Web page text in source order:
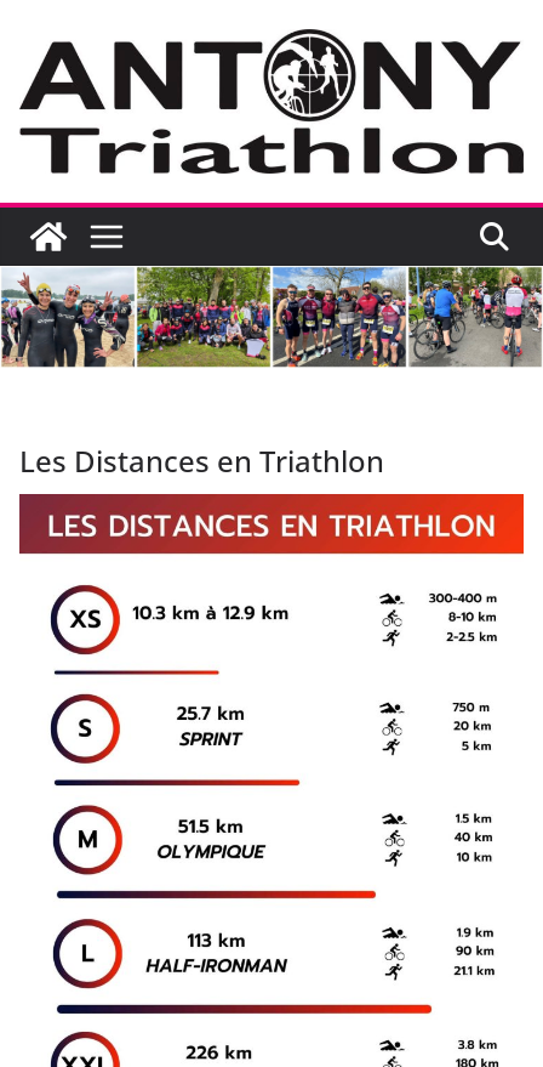
contenu
Les Distances en Triathlon